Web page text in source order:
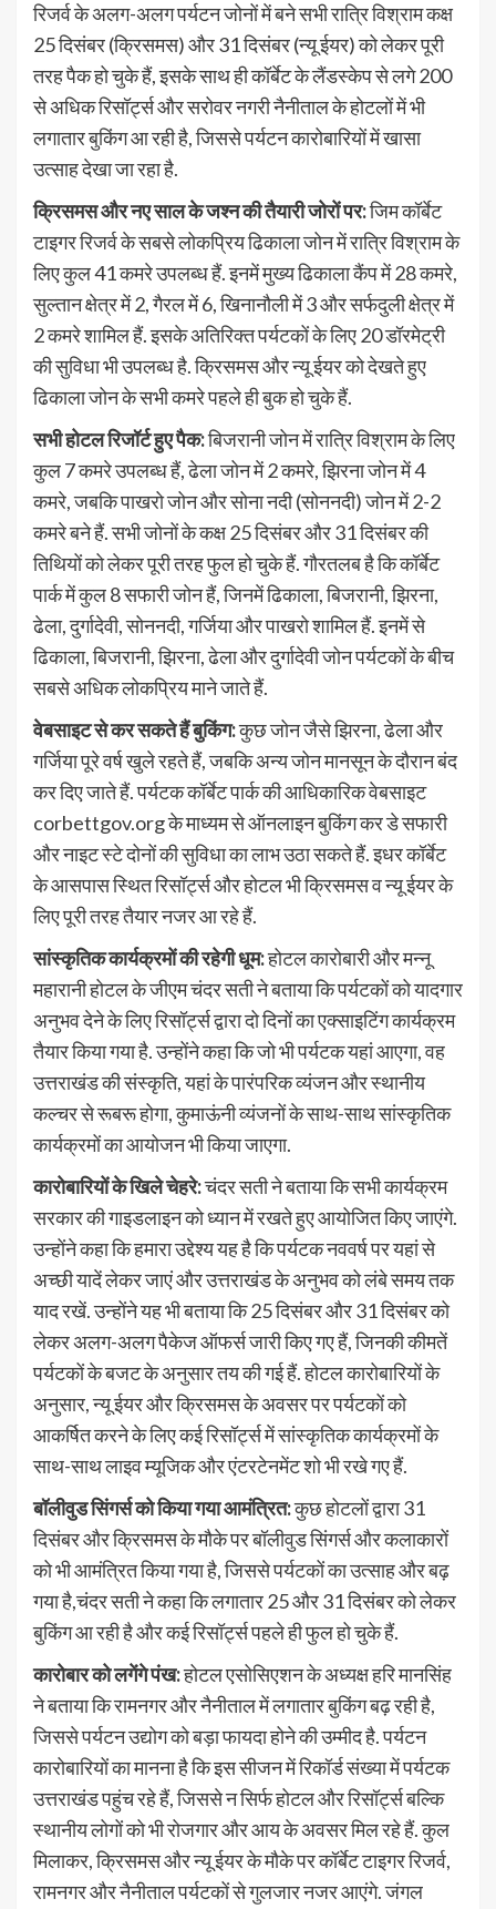
रिजर्व के अलग-अलग पर्यटन जोनों में बने सभी रात्रि विश्राम कक्ष
25 दिसंबर (क्रिसमस) और 31 दिसंबर (न्यू ईयर) को लेकर पूरी
तरह पैक हो चुके हैं, इसके साथ ही कॉर्बेट के लैंडस्केप से लगे 200
से अधिक रिसॉर्ट्स और सरोवर नगरी नैनीताल के होटलों में भी
लगातार बुकिंग आ रही है, जिससे पर्यटन कारोबारियों में खासा
उत्साह देखा जा रहा है.
क्रिसमस और नए साल के जश्न की तैयारी जोरों पर:जिम कॉर्बेट
टाइगर रिजर्व के सबसे लोकप्रिय ढिकाला जोन में रात्रि विश्राम के
लिए कुल 41 कमरे उपलब्ध हैं. इनमें मुख्य ढिकाला कैंप में 28 कमरे,
सुल्तान क्षेत्र में 2, गैरल में 6, खिनानौली में 3 और सर्फदुली क्षेत्र में
2 कमरे शामिल हैं. इसके अतिरिक्त पर्यटकों के लिए 20 डॉरमेट्री
की सुविधा भी उपलब्ध है. क्रिसमस और न्यू ईयर को देखते हुए
ढिकाला जोन के सभी कमरे पहले ही बुक हो चुके हैं.
सभी होटल रिजॉर्ट हुए पैक:बिजरानी जोन में रात्रि विश्राम के लिए
कुल 7 कमरे उपलब्ध हैं, ढेला जोन में 2 कमरे, झिरना जोन में 4
कमरे, जबकि पाखरो जोन और सोना नदी (सोननदी) जोन में 2-2
कमरे बने हैं. सभी जोनों के कक्ष 25 दिसंबर और 31 दिसंबर की
तिथियों को लेकर पूरी तरह फुल हो चुके हैं. गौरतलब है कि कॉर्बेट
पार्क में कुल 8 सफारी जोन हैं, जिनमें ढिकाला, बिजरानी, झिरना,
ढेला, दुर्गादेवी, सोननदी, गर्जिया और पाखरो शामिल हैं. इनमें से
ढिकाला, बिजरानी, झिरना, ढेला और दुर्गादेवी जोन पर्यटकों के बीच
सबसे अधिक लोकप्रिय माने जाते हैं.
वेबसाइट से कर सकते हैं बुकिंग:कुछ जोन जैसे झिरना, ढेला और
गर्जिया पूरे वर्ष खुले रहते हैं, जबकि अन्य जोन मानसून के दौरान बंद
कर दिए जाते हैं. पर्यटक कॉर्बेट पार्क की आधिकारिक वेबसाइट
corbettgov.org के माध्यम से ऑनलाइन बुकिंग कर डे सफारी
और नाइट स्टे दोनों की सुविधा का लाभ उठा सकते हैं. इधर कॉर्बेट
के आसपास स्थित रिसॉर्ट्स और होटल भी क्रिसमस व न्यू ईयर के
लिए पूरी तरह तैयार नजर आ रहे हैं.
सांस्कृतिक कार्यक्रमों की रहेगी धूम:होटल कारोबारी और मन्नू
महारानी होटल के जीएम चंदर सती ने बताया कि पर्यटकों को यादगार
अनुभव देने के लिए रिसॉर्ट्स द्वारा दो दिनों का एक्साइटिंग कार्यक्रम
तैयार किया गया है. उन्होंने कहा कि जो भी पर्यटक यहां आएगा, वह
उत्तराखंड की संस्कृति, यहां के पारंपरिक व्यंजन और स्थानीय
कल्चर से रूबरू होगा, कुमाऊंनी व्यंजनों के साथ-साथ सांस्कृतिक
कार्यक्रमों का आयोजन भी किया जाएगा.
कारोबारियों के खिले चेहरे:चंदर सती ने बताया कि सभी कार्यक्रम
सरकार की गाइडलाइन को ध्यान में रखते हुए आयोजित किए जाएंगे.
उन्होंने कहा कि हमारा उद्देश्य यह है कि पर्यटक नववर्ष पर यहां से
अच्छी यादें लेकर जाएं और उत्तराखंड के अनुभव को लंबे समय तक
याद रखें. उन्होंने यह भी बताया कि 25 दिसंबर और 31 दिसंबर को
लेकर अलग-अलग पैकेज ऑफर्स जारी किए गए हैं, जिनकी कीमतें
पर्यटकों के बजट के अनुसार तय की गई हैं. होटल कारोबारियों के
अनुसार, न्यू ईयर और क्रिसमस के अवसर पर पर्यटकों को
आकर्षित करने के लिए कई रिसॉर्ट्स में सांस्कृतिक कार्यक्रमों के
साथ-साथ लाइव म्यूजिक और एंटरटेनमेंट शो भी रखे गए हैं.
बॉलीवुड सिंगर्स को किया गया आमंत्रित:कुछ होटलों द्वारा 31
दिसंबर और क्रिसमस के मौके पर बॉलीवुड सिंगर्स और कलाकारों
को भी आमंत्रित किया गया है, जिससे पर्यटकों का उत्साह और बढ़
गया है,चंदर सती ने कहा कि लगातार 25 और 31 दिसंबर को लेकर
बुकिंग आ रही है और कई रिसॉर्ट्स पहले ही फुल हो चुके हैं.
कारोबार को लगेंगे पंख:होटल एसोसिएशन के अध्यक्ष हरि मानसिंह
ने बताया कि रामनगर और नैनीताल में लगातार बुकिंग बढ़ रही है,
जिससे पर्यटन उद्योग को बड़ा फायदा होने की उम्मीद है. पर्यटन
कारोबारियों का मानना है कि इस सीजन में रिकॉर्ड संख्या में पर्यटक
उत्तराखंड पहुंच रहे हैं, जिससे न सिर्फ होटल और रिसॉर्ट्स बल्कि
स्थानीय लोगों को भी रोजगार और आय के अवसर मिल रहे हैं. कुल
मिलाकर, क्रिसमस और न्यू ईयर के मौके पर कॉर्बेट टाइगर रिजर्व,
रामनगर और नैनीताल पर्यटकों से गुलजार नजर आएंगे. जंगल